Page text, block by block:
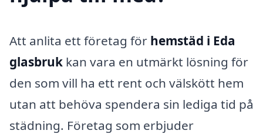
Att anlita ett företag för hemstäd i Eda
glasbruk kan vara en utmärkt lösning för
den som vill ha ett rent och välskött hem
utan att behöva spendera sin lediga tid på
städning. Företag som erbjuder